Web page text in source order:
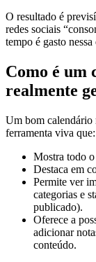
O resultado é
redes sociais
tempo é gasto
Como é um
realmente
Um bom calendário
ferramenta viva que:
Mostra todo
Destaca em
Permite ver
categorias e
publicado).
Oferece a
adicionar
conteúdo.